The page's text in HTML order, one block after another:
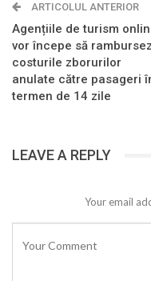
ARTICOLUL ANTERIOR
Agențiile de turism
vor începe să
costurile zborurilor
anulate către pasageri
termen de 14 zile
LEAVE A REPLY
Your email